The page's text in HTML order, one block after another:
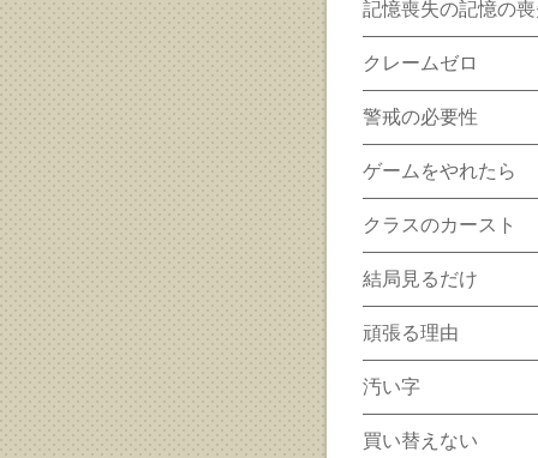
記憶喪失の記憶の
クレームゼロ
警戒の必要性
ゲームをやれたら
クラスのカースト
結局見るだけ
頑張る理由
汚い字
買い替えない